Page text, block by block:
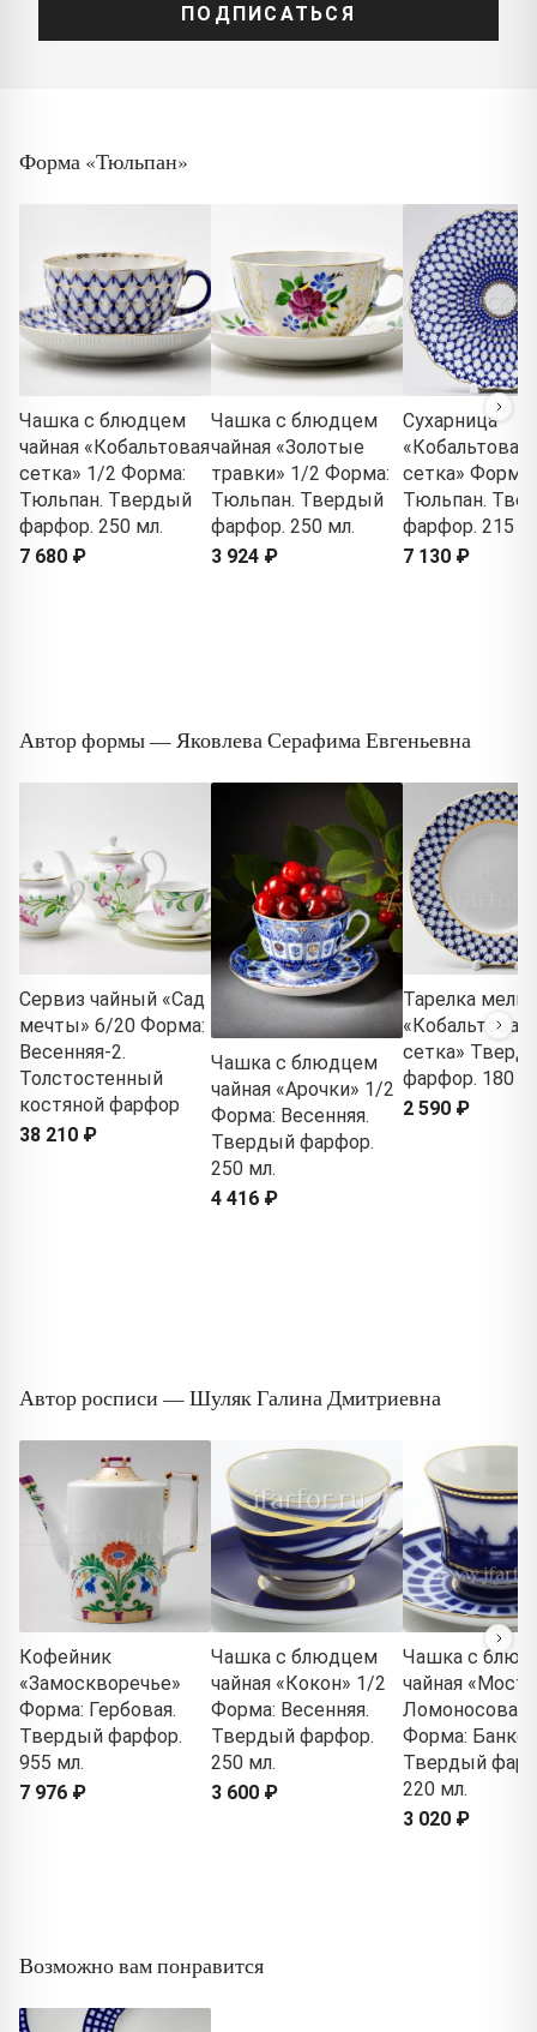
ПОДПИСАТЬСЯ
Форма «Тюльпан»
Чашка с блюдцем
чайная «Кобальтовая
сетка» 1/2 Форма:
Тюльпан. Твердый
фарфор. 250 мл.
7 680 ₽
Чашка с блюдцем
чайная «Золотые
травки» 1/2 Форма:
Тюльпан. Твердый
фарфор. 250 мл.
3 924 ₽
Сухарница
«Кобальтовая
сетка» Форма:
Тюльпан.
фарфор. 215
7 130 ₽
Автор формы — Яковлева Серафима Евгеньевна
Сервиз чайный «Сад
мечты» 6/20 Форма:
Весенняя-2.
Толстостенный
костяной фарфор
38 210 ₽
Чашка с блюдцем
чайная «Арочки» 1/2
Форма: Весенняя.
Твердый фарфор.
250 мл.
4 416 ₽
Тарелка
«Кобальтовая
сетка»
фарфор. 180
2 590 ₽
Автор росписи — Шуляк Галина Дмитриевна
Кофейник
«Замоскворечье»
Форма: Гербовая.
Твердый фарфор.
955 мл.
7 976 ₽
Чашка с блюдцем
чайная «Кокон» 1/2
Форма: Весенняя.
Твердый фарфор.
250 мл.
3 600 ₽
Чашка с
чайная «Мост
Ломоносова»
Форма:
Твердый
220 мл.
3 020 ₽
Возможно вам понравится